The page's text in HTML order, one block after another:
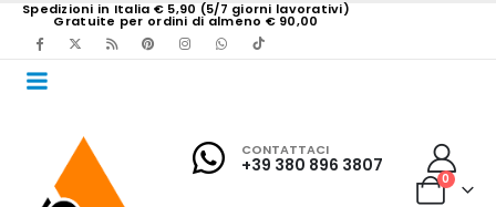
Spedizioni in Italia € 5,90 (5/7 giorni lavorativi)
Gratuite per ordini di almeno € 90,00
CONTATTACI
+39 380 896 3807
0